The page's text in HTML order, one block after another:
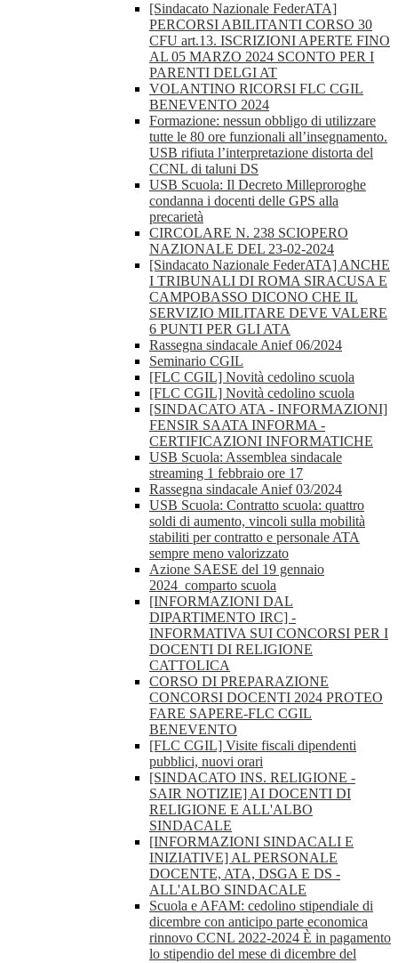
[Sindacato Nazionale FederATA]
PERCORSI ABILITANTI CORSO 30
CFU art.13. ISCRIZIONI APERTE FINO
AL 05 MARZO 2024 SCONTO PER I
PARENTI DELGI AT
VOLANTINO RICORSI FLC CGIL
BENEVENTO 2024
Formazione: nessun obbligo di utilizzare
tutte le 80 ore funzionali all’insegnamento.
USB rifiuta l’interpretazione distorta del
CCNL di taluni DS
USB Scuola: Il Decreto Milleproroghe
condanna i docenti delle GPS alla
precarietà
CIRCOLARE N. 238 SCIOPERO
NAZIONALE DEL 23-02-2024
[Sindacato Nazionale FederATA] ANCHE
I TRIBUNALI DI ROMA SIRACUSA E
CAMPOBASSO DICONO CHE IL
SERVIZIO MILITARE DEVE VALERE
6 PUNTI PER GLI ATA
Rassegna sindacale Anief 06/2024
Seminario CGIL
[FLC CGIL] Novità cedolino scuola
[FLC CGIL] Novità cedolino scuola
[SINDACATO ATA - INFORMAZIONI]
FENSIR SAATA INFORMA -
CERTIFICAZIONI INFORMATICHE
USB Scuola: Assemblea sindacale
streaming 1 febbraio ore 17
Rassegna sindacale Anief 03/2024
USB Scuola: Contratto scuola: quattro
soldi di aumento, vincoli sulla mobilità
stabiliti per contratto e personale ATA
sempre meno valorizzato
Azione SAESE del 19 gennaio
2024_comparto scuola
[INFORMAZIONI DAL
DIPARTIMENTO IRC] -
INFORMATIVA SUI CONCORSI PER I
DOCENTI DI RELIGIONE
CATTOLICA
CORSO DI PREPARAZIONE
CONCORSI DOCENTI 2024 PROTEO
FARE SAPERE-FLC CGIL
BENEVENTO
[FLC CGIL] Visite fiscali dipendenti
pubblici, nuovi orari
[SINDACATO INS. RELIGIONE -
SAIR NOTIZIE] AI DOCENTI DI
RELIGIONE E ALL'ALBO
SINDACALE
[INFORMAZIONI SINDACALI E
INIZIATIVE] AL PERSONALE
DOCENTE, ATA, DSGA E DS -
ALL'ALBO SINDACALE
Scuola e AFAM: cedolino stipendiale di
dicembre con anticipo parte economica
rinnovo CCNL 2022-2024 È in pagamento
lo stipendio del mese di dicembre del